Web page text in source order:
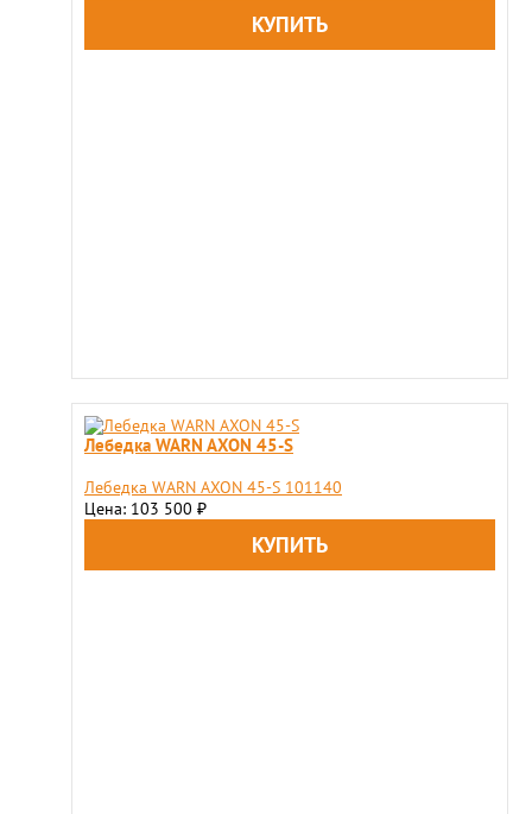
Лебедка WARN AXON 45-S
Лебедка WARN AXON 45-S 101140
Цена: 103 500 ₽